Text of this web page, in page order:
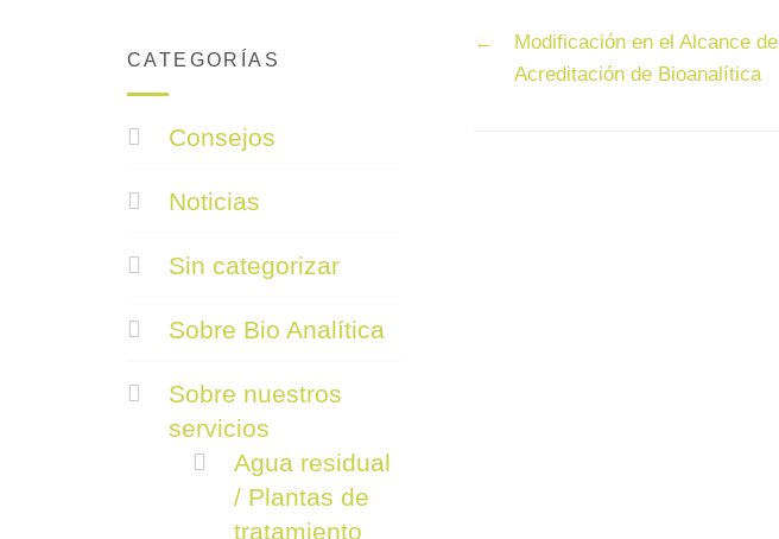
navigation
←
Modificación en el Alcance de
Acreditación de Bioanalítica
CATEGORÍAS
Consejos
Noticias
Sin categorizar
Sobre Bio Analítica
Sobre nuestros
servicios
Agua residual
/ Plantas de
tratamiento